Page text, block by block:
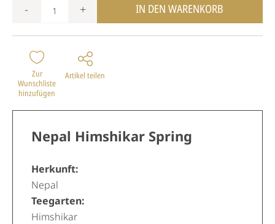
+
- IN DEN WARENKORB
Zur
Wunschliste
hinzufügen
Artikel teilen
Nepal Himshikar Spring
Herkunft:
Nepal
Teegarten:
Himshikar